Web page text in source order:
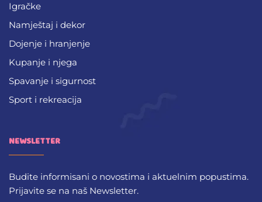
Igračke
Namještaj i dekor
Dojenje i hranjenje
Kupanje i njega
Spavanje i sigurnost
Sport i rekreacija
NEWSLETTER
Budite informisani o novostima i aktuelnim popustima.
Prijavite se na naš Newsletter.